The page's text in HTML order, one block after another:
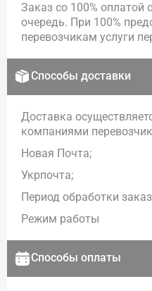
Заказ со 100% оплатой
очередь. При 100%
перевозчикам услуги
Способы доставки
Доставка
компаниями
Новая Почта;
Укрпочта;
Период обработки
Режим работы
Способы оплаты